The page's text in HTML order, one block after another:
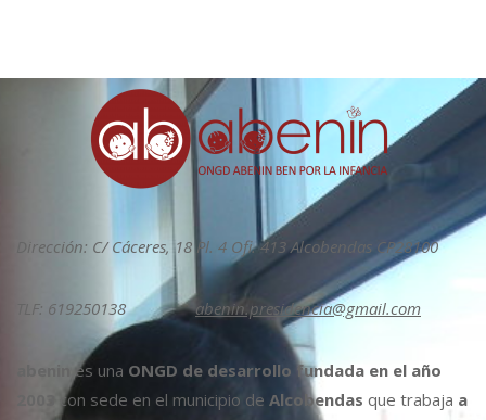
Dirección: C/ Cáceres, 18 Pl. 4 Ofi. 413 Alcobendas CP28100
TLF: 619250138abenin.presidencia@gmail.com
es una ONGD de desarrollo fundada en el año
con sede en el municipio de Alcobendas que trabaja a